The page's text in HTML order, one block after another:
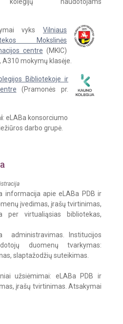
vyks Vilniaus
Moks linės
centre (MKIC)
A310 mokymų klasėje.
Bibliotekoje ir
(Pramonės pr.
: eLABa konsorciumo
darbo grupė.
informacija apie eLABa PDB ir
įvedimas, įrašų tvirtinimas,
per virtualiąsias bibliotekas,
administravimas. Institucijos
duomenų tvarkymas:
slaptažodžių suteikimas.
užsiėmimai: eLABa PDB ir
įrašų tvirtinimas. Atsakymai